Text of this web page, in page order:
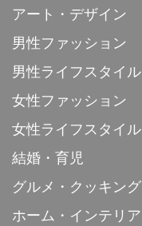
アート・デザイン
男性ファッション
男性ライフスタイル
女性ファッション
女性ライフスタイル
結婚・育児
グルメ・クッキング
ホーム・インテリア